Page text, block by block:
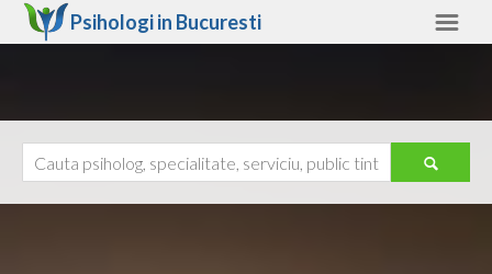
Psihologi in Bucuresti
Ajutor